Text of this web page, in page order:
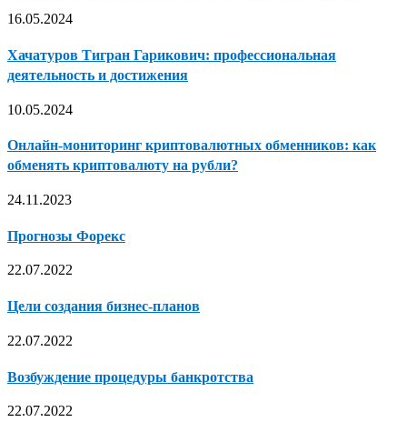
16.05.2024
Хачатуров Тигран Гарикович: профессиональная
деятельность и достижения
10.05.2024
Онлайн-мониторинг криптовалютных обменников: как
обменять криптовалюту на рубли?
24.11.2023
Прогнозы Форекс
22.07.2022
Цели создания бизнес-планов
22.07.2022
Возбуждение процедуры банкротства
22.07.2022